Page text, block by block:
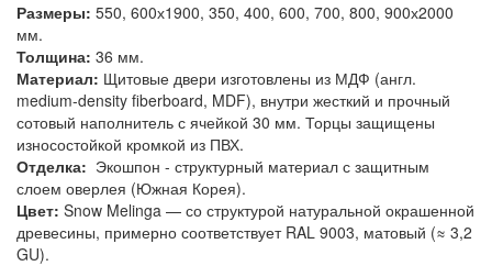
Размеры: 550, 600х1900, 350, 400, 600, 700, 800, 900х2000
мм.
Толщина: 36 мм.
Материал: Щитовые двери изготовлены из МДФ (англ.
medium-density fiberboard, MDF), внутри жесткий и прочный
сотовый наполнитель с ячейкой 30 мм. Торцы защищены
износостойкой кромкой из ПВХ.
Отделка: Экошпон - структурный материал с защитным
слоем оверлея (Южная Корея).
Цвет: Snow Melinga — со структурой натуральной окрашенной
древесины, примерно соответствует RAL 9003, матовый (≈ 3,2
GU).